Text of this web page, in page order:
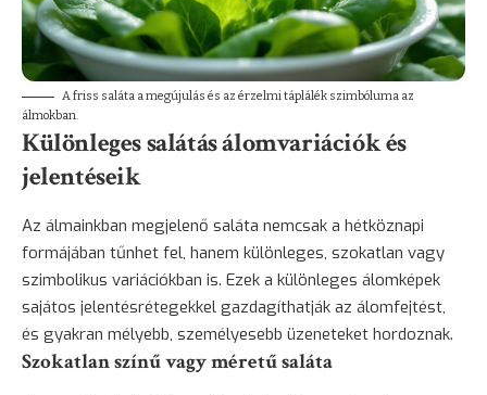
A friss saláta a megújulás és az érzelmi táplálék szimbóluma az
álmokban.
Különleges salátás álomvariációk és
jelentéseik
Az álmainkban megjelenő saláta nemcsak a hétköznapi
formájában tűnhet fel, hanem különleges, szokatlan vagy
szimbolikus variációkban is. Ezek a különleges álomképek
sajátos jelentésrétegekkel gazdagíthatják az álomfejtést,
és gyakran mélyebb, személyesebb üzeneteket hordoznak.
Szokatlan színű vagy méretű saláta